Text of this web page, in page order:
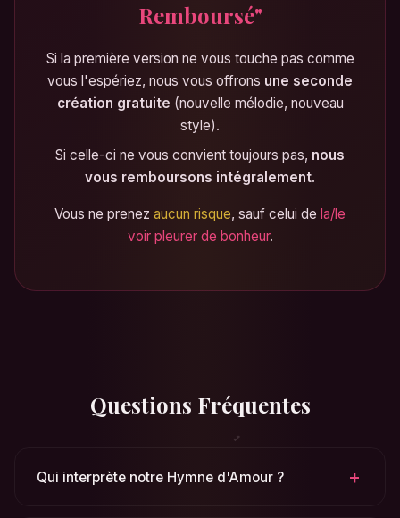
Remboursé"
Si la première version ne vous touche pas comme
vous l'espériez, nous vous offrons une seconde
création gratuite (nouvelle mélodie, nouveau
style).
Si celle-ci ne vous convient toujours pas, nous
vous remboursons intégralement.
Vous ne prenez aucun risque, sauf celui de la/le
voir pleurer de bonheur.
Questions Fréquentes
Qui interprète notre Hymne d'Amour ? +